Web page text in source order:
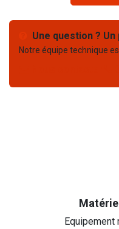
Une question ?
Notre équipe technique
Equipement